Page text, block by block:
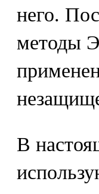
него.
методы
В